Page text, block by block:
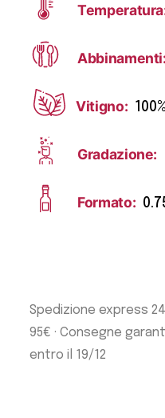
Abbinamenti:
Vitigno:
Gradazione:
Formato:
Spedizione express
95€ · Consegne
entro il 19/12